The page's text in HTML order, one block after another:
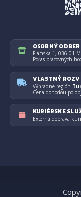
OSOBNÝ ODBER
Flámska 1, 036 01
Počas pracovných
VLASTNÝ
Výhradne región
Cena dohodou po
KURIÉRSKE
Externá doprava